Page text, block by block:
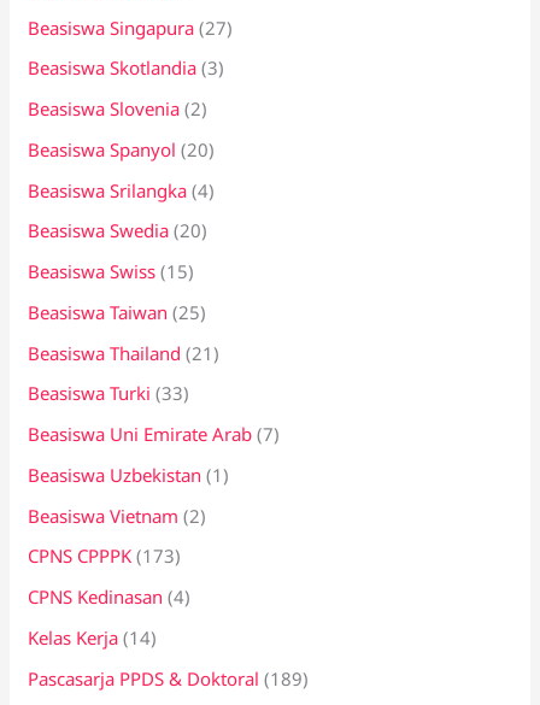
Beasiswa Singapura (27)
Beasiswa Skotlandia (3)
Beasiswa Slovenia (2)
Beasiswa Spanyol (20)
Beasiswa Srilangka (4)
Beasiswa Swedia (20)
Beasiswa Swiss (15)
Beasiswa Taiwan (25)
Beasiswa Thailand (21)
Beasiswa Turki (33)
Beasiswa Uni Emirate Arab (7)
Beasiswa Uzbekistan (1)
Beasiswa Vietnam (2)
CPNS CPPPK (173)
CPNS Kedinasan (4)
Kelas Kerja (14)
Pascasarja PPDS & Doktoral (189)